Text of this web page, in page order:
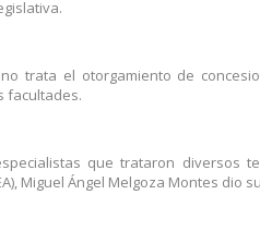
trata el otorgamiento de
facultades.
que trataron diversos
Miguel Ángel Melgoza Montes dio